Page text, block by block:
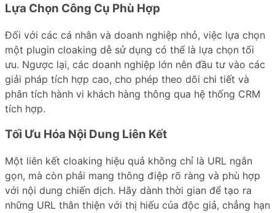
Lựa Chọn Công Cụ Phù Hợp
Đối với các cá nhân và doanh nghiệp nhỏ, việc lựa chọn
một plugin cloaking dễ sử dụng có thể là lựa chọn tối
ưu. Ngược lại, các doanh nghiệp lớn nên đầu tư vào các
giải pháp tích hợp cao, cho phép theo dõi chi tiết và
phân tích hành vi khách hàng thông qua hệ thống CRM
tích hợp.
Tối Ưu Hóa Nội Dung Liên Kết
Một liên kết cloaking hiệu quả không chỉ là URL ngắn
gọn, mà còn phải mang thông điệp rõ ràng và phù hợp
với nội dung chiến dịch. Hãy dành thời gian để tạo ra
những URL thân thiện với thị hiếu của độc giả, chẳng hạn